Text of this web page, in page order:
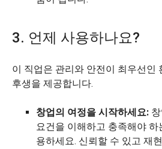
3. 언제 사용하나요?
이 직업은 관리와 안전이 최우선인
후생을 제공합니다.
창업의 여정을 시작하세요:
요건을 이해하고 충족해야
용하세요. 신뢰할 수 있고 재